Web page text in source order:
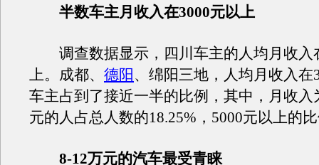
半数车主月收入在3000元以上
调查数据显示，四川车主的人均月收入
上。成都、 德阳 、绵阳三地，人均月收入在
车主占到了接近一半的比例，其中，月收入
元的人占总人数的18.25%，5000元以上的
8-12万元的汽车最受青睐